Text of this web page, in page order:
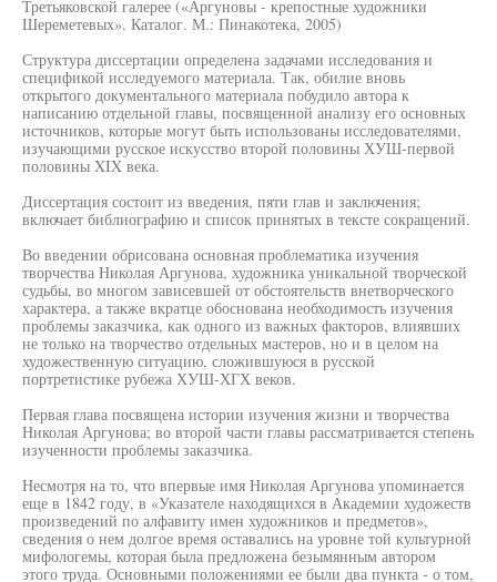
Третьяковской галерее («Аргуновы - крепостные художники
Шереметевых». Каталог. М.: Пинакотека, 2005)
Структура диссертации определена задачами исследования и
спецификой исследуемого материала. Так, обилие вновь
открытого документального материала побудило автора к
написанию отдельной главы, посвященной анализу его основных
источников, которые могут быть использованы исследователями,
изучающими русское искусство второй половины ХУШ-первой
половины XIX века.
Диссертация состоит из введения, пяти глав и заключения;
включает библиографию и список принятых в тексте сокращений.
Во введении обрисована основная проблематика изучения
творчества Николая Аргунова, художника уникальной творческой
судьбы, во многом зависевшей от обстоятельств внетворческого
характера, а также вкратце обоснована необходимость изучения
проблемы заказчика, как одного из важных факторов, влиявших
не только на творчество отдельных мастеров, но и в целом на
художественную ситуацию, сложившуюся в русской
портретистике рубежа ХУШ-ХГХ веков.
Первая глава посвящена истории изучения жизни и творчества
Николая Аргунова; во второй части главы рассматривается степень
изученности проблемы заказчика.
Несмотря на то, что впервые имя Николая Аргунова упоминается
еще в 1842 году, в «Указателе находящихся в Академии художеств
произведений по алфавиту имен художников и предметов»,
сведения о нем долгое время оставались на уровне той культурной
мифологемы, которая была предложена безымянным автором
этого труда. Основными положениями ее были два пункта - о том,